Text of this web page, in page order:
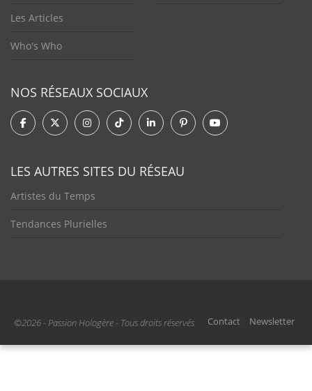
Les Articles
Who's Who
NOS RÉSEAUX SOCIAUX
LES AUTRES SITES DU RÉSEAU
Artistes du Temps
Tendances Plurielles
©2026 - Passion Hologère - Tous droits réservés Contact Newsletter